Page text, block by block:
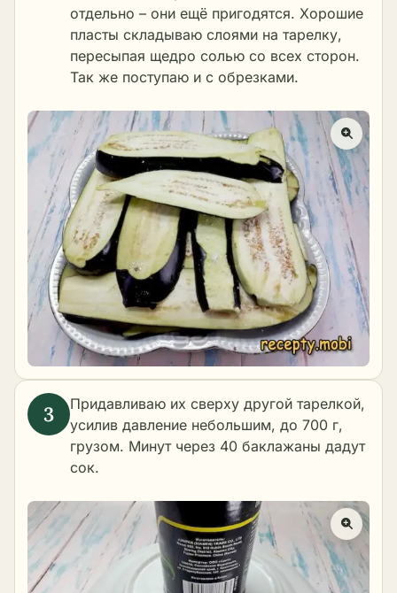
отдельно – они ещё пригодятся. Хорошие
пласты складываю слоями на тарелку,
пересыпая щедро солью со всех сторон.
Так же поступаю и с обрезками.
Придавливаю их сверху другой тарелкой,
усилив давление небольшим, до 700 г,
грузом. Минут через 40 баклажаны дадут
сок.